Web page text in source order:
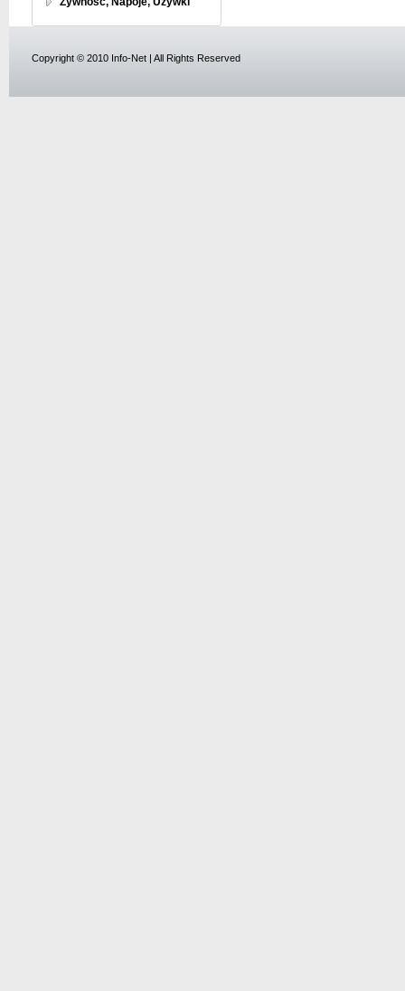
Copyright © 2010 Info-Net | All Rights Reserved